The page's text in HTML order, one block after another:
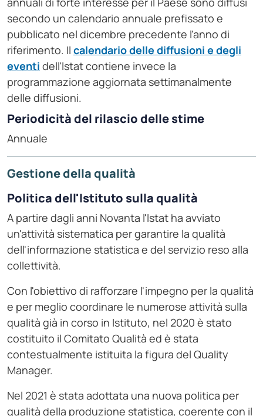
secondo un calendario annuale prefissato e
pubblicato nel dicembre precedente l'anno di
riferimento. Il calendario delle diffusioni e degli
eventi dell'Istat contiene invece la
programmazione aggiornata settimanalmente
delle diffusioni.
Periodicità del rilascio delle stime
Annuale
Gestione della qualità
Politica dell'Istituto sulla qualità
A partire dagli anni Novanta l'Istat ha avviato
un'attività sistematica per garantire la qualità
dell'informazione statistica e del servizio reso alla
collettività.
Con l'obiettivo di rafforzare l'impegno per la qualità
e per meglio coordinare le numerose attività sulla
qualità già in corso in Istituto, nel 2020 è stato
costituito il Comitato Qualità ed è stata
contestualmente istituita la figura del Quality
Manager.
Nel 2021 è stata adottata una nuova politica per
qualità della produzione statistica, coerente con il